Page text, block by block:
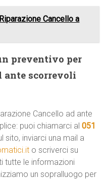
Riparazione Cancello a
preventivo per
ante scorrevoli
Cancello ad ante
puoi chiamarci al051
sito, inviarci una mail a
o scriverci su
tutte le informazioni
un sopralluogo per